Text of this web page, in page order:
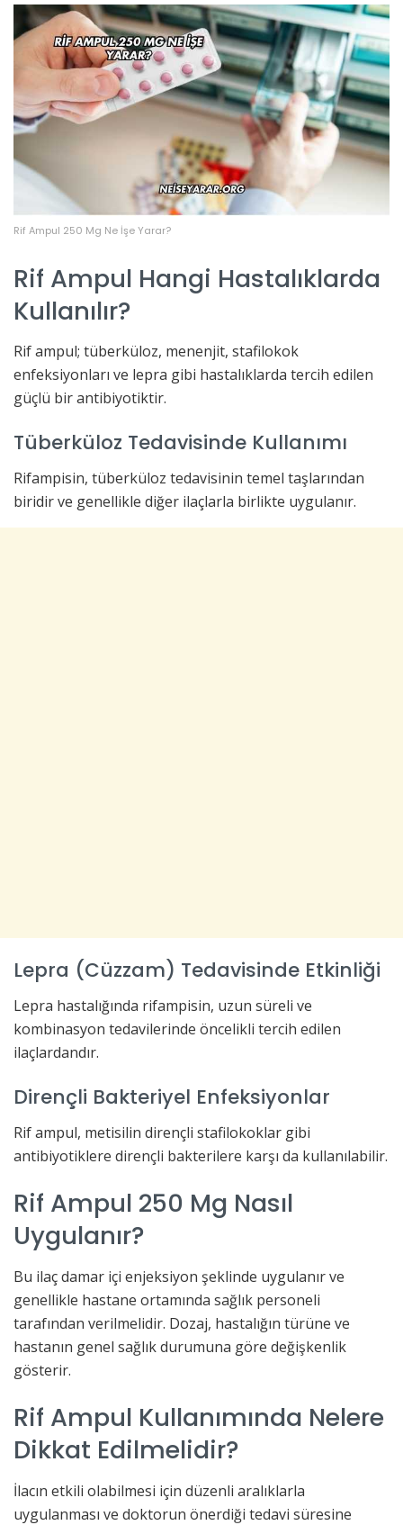
Rif Ampul 250 Mg Ne İşe Yarar?
Rif Ampul Hangi Hastalıklarda
Kullanılır?
Rif ampul; tüberküloz, menenjit, stafilokok
enfeksiyonları ve lepra gibi hastalıklarda tercih edilen
güçlü bir antibiyotiktir.
Tüberküloz Tedavisinde Kullanımı
Rifampisin, tüberküloz tedavisinin temel taşlarından
biridir ve genellikle diğer ilaçlarla birlikte uygulanır.
Lepra (Cüzzam) Tedavisinde Etkinliği
Lepra hastalığında rifampisin, uzun süreli ve
kombinasyon tedavilerinde öncelikli tercih edilen
ilaçlardandır.
Dirençli Bakteriyel Enfeksiyonlar
Rif ampul, metisilin dirençli stafilokoklar gibi
antibiyotiklere dirençli bakterilere karşı da kullanılabilir.
Rif Ampul 250 Mg Nasıl
Uygulanır?
Bu ilaç damar içi enjeksiyon şeklinde uygulanır ve
genellikle hastane ortamında sağlık personeli
tarafından verilmelidir. Dozaj, hastalığın türüne ve
hastanın genel sağlık durumuna göre değişkenlik
gösterir.
Rif Ampul Kullanımında Nelere
Dikkat Edilmelidir?
İlacın etkili olabilmesi için düzenli aralıklarla
uygulanması ve doktorun önerdiği tedavi süresine